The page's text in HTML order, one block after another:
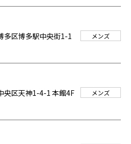
多区博多駅中央街1-1
メンズ
央区天神1-4-1 本館4F
メンズ